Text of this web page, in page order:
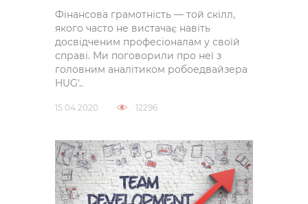
Фінансова грамотність — той скілл,
якого часто не вистачає навіть
досвідченим професіоналам у своїй
справі. Ми поговорили про неї з
головним аналітиком робоедвайзера
HUG'..
15.04.2020 12296